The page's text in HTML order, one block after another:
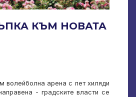
КЪМ НОВАТА
волейболна арена с пет хиляди
- градските власти се